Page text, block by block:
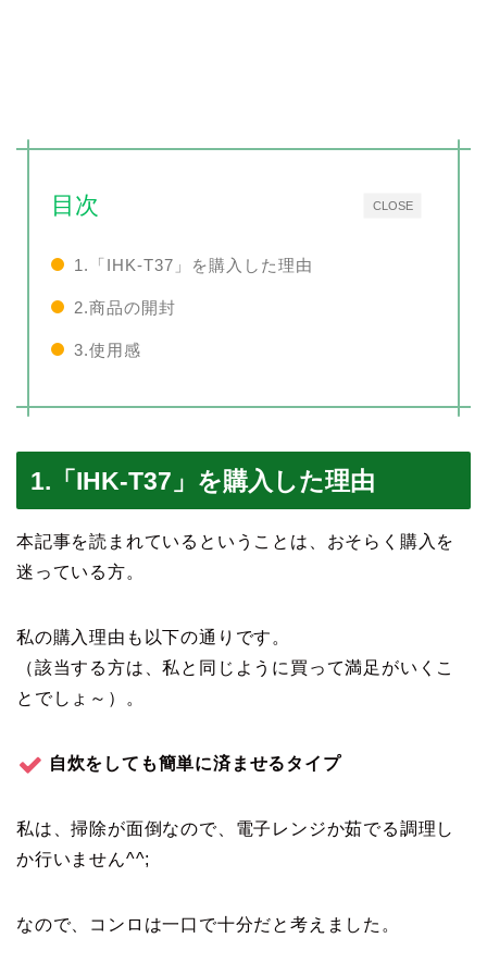
CLOSE
目次
1.「IHK-T37」を購入した理由
2.商品の開封
3.使用感
1.「IHK-T37」を購入した理由
本記事を読まれているということは、おそらく購入を
迷っている方。
私の購入理由も以下の通りです。
（該当する方は、私と同じように買って満足がいくこ
とでしょ～）。
自炊をしても簡単に済ませるタイプ
私は、掃除が面倒なので、電子レンジか茹でる調理し
か行いません^^;
なので、コンロは一口で十分だと考えました。